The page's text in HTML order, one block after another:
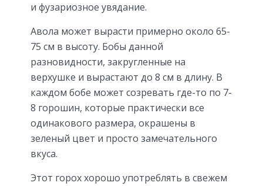
и фузариозное увядание.
Авола может вырасти примерно около 65-
75 см в высоту. Бобы данной
разновидности, закругленные на
верхушке и вырастают до 8 см в длину. В
каждом бобе может созревать где-то по 7-
8 горошин, которые практически все
одинакового размера, окрашены в
зеленый цвет и просто замечательного
вкуса.
Этот горох хорошо употреблять в свежем